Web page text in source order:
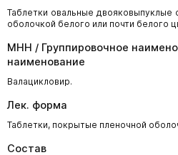
Таблетки овальные двояковыпуклые
оболочкой белого или почти белого
МНН / Группировочное
наименование
Валацикловир.
Лек. форма
Таблетки, покрытые пленочной
Состав